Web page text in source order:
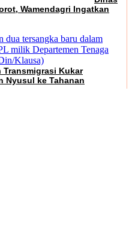
Wamendagri Ingatkan
Transmigrasi Kukar
Nyusul ke Tahanan